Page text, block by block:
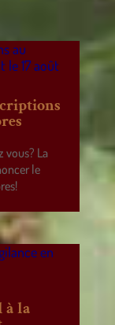
vous? La
le
à la